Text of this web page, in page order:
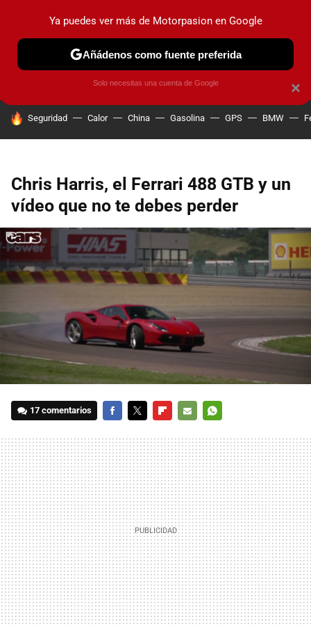
PRUEBAS COCHES ELÉCTRICOS OBSERVATORIO
HOY SE HABLA DE
Seguridad Calor China Gasolina GPS BMW
Chris Harris, el Ferrari 488 GTB y un
vídeo que no te debes perder
17 comentarios
MAIL
×
Ya puedes ver más de Motorpasion en Google
Añádenos como fuente preferida
Solo necesitas una cuenta de Google